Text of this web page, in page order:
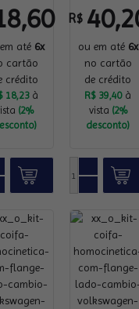
até 6x
cartão
crédito
18,23à
(2%
R$
ou em até 6x
no cartão
de crédito
R$ 39,40 à
vista (2%
desconto)